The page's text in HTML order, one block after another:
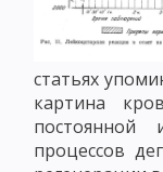
статьях
картина
постоянной
процессов